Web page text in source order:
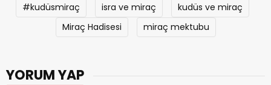
#kudüsmiraç isra ve miraç
kudüs ve miraç
Miraç Hadisesi
miraç mektubu
YORUM YAP